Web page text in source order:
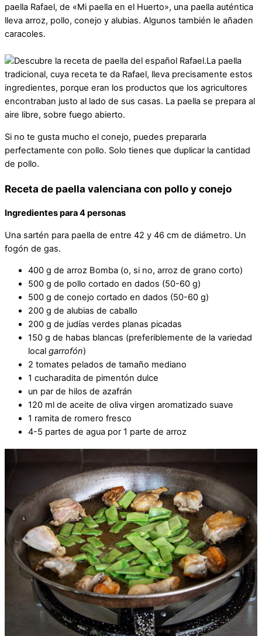
paella Rafael, de «Mi paella en el Huerto», una paella auténtica
lleva arroz, pollo, conejo y alubias. Algunos también le añaden
caracoles.
La paella
tradicional, cuya receta te da Rafael, lleva precisamente estos
ingredientes, porque eran los productos que los agricultores
encontraban justo al lado de sus casas. La paella se prepara al
aire libre, sobre fuego abierto.
Si no te gusta mucho el conejo, puedes prepararla
perfectamente con pollo. Solo tienes que duplicar la cantidad
de pollo.
Receta de paella valenciana con pollo y conejo
Ingredientes para 4 personas
Una sartén para paella de entre 42 y 46 cm de diámetro. Un
fogón de gas.
400 g de arroz Bomba (o, si no, arroz de grano corto)
500 g de pollo cortado en dados (50-60 g)
500 g de conejo cortado en dados (50-60 g)
200 g de alubias de caballo
200 g de judías verdes planas picadas
150 g de habas blancas (preferiblemente de la variedad
local garrofón)
2 tomates pelados de tamaño mediano
1 cucharadita de pimentón dulce
un par de hilos de azafrán
120 ml de aceite de oliva virgen aromatizado suave
1 ramita de romero fresco
4-5 partes de agua por 1 parte de arroz